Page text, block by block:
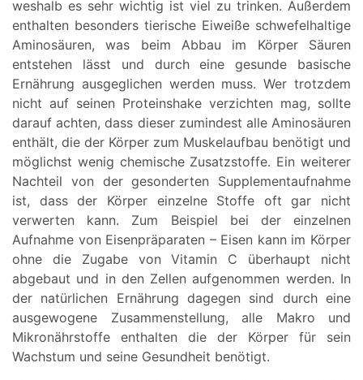
weshalb es sehr wichtig ist viel zu trinken. Außerdem
enthalten besonders tierische Eiweiße schwefelhaltige
Aminosäuren, was beim Abbau im Körper Säuren
entstehen lässt und durch eine gesunde basische
Ernährung ausgeglichen werden muss. Wer trotzdem
nicht auf seinen Proteinshake verzichten mag, sollte
darauf achten, dass dieser zumindest alle Aminosäuren
enthält, die der Körper zum Muskelaufbau benötigt und
möglichst wenig chemische Zusatzstoffe. Ein weiterer
Nachteil von der gesonderten Supplementaufnahme
ist, dass der Körper einzelne Stoffe oft gar nicht
verwerten kann. Zum Beispiel bei der einzelnen
Aufnahme von Eisenpräparaten – Eisen kann im Körper
ohne die Zugabe von Vitamin C überhaupt nicht
abgebaut und in den Zellen aufgenommen werden. In
der natürlichen Ernährung dagegen sind durch eine
ausgewogene Zusammenstellung, alle Makro und
Mikronährstoffe enthalten die der Körper für sein
Wachstum und seine Gesundheit benötigt.